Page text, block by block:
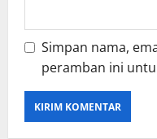
Simpan nama,
peramban ini